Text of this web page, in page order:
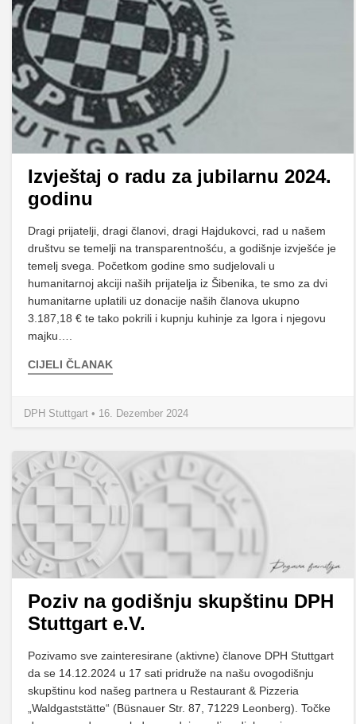
Izvještaj o radu za jubilarnu 2024.
godinu
Dragi prijatelji, dragi članovi, dragi Hajdukovci, rad u našem
društvu se temelji na transparentnošću, a godišnje izvješće je
temelj svega. Početkom godine smo sudjelovali u
humanitarnoj akciji naših prijatelja iz Šibenika, te smo za dvi
humanitarne uplatili uz donacije naših članova ukupno
3.187,18 € te tako pokrili i kupnju kuhinje za Igora i njegovu
majku….
CIJELI ČLANAK
DPH Stuttgart • 16. Dezember 2024
Poziv na godišnju skupštinu DPH
Stuttgart e.V.
Pozivamo sve zainteresirane (aktivne) članove DPH Stuttgart
da se 14.12.2024 u 17 sati pridruže na našu ovogodišnju
skupštinu kod našeg partnera u Restaurant & Pizzeria
„Waldgaststätte“ (Büsnauer Str. 87, 71229 Leonberg). Točke